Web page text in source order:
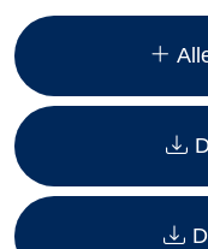
Insgesamt gibt es